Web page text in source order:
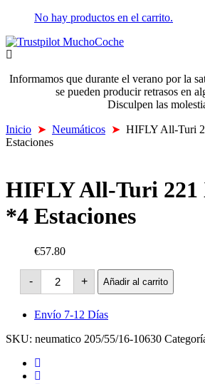
No hay productos en el carrito.
Informamos que durante el verano por la
se pueden producir retrasos en
Disculpen las
Inicio ➤ Neumáticos ➤ HIFLY All-Turi
Estaciones
HIFLY All-Turi 221
*4 Estaciones
€57.80
-
HIFLY
All-
Turi
221
XL
*4
+ Añadir al carrito
Envío 7-12 Días
SKU: neumatico 205/55/16-10630